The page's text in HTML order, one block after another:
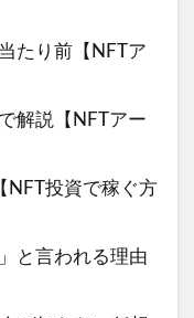
たり前【NFTア
解説【NFTアー
NFT投資で稼ぐ方
と言われる理由